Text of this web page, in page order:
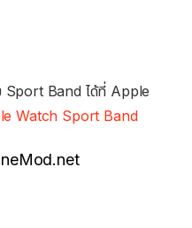
Sport Band ได้ที่ Apple
Watch Sport Band